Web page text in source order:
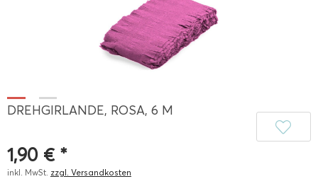
DREHGIRLANDE, ROSA, 6 M
1,90 € *
inkl. MwSt. zzgl. Versandkosten